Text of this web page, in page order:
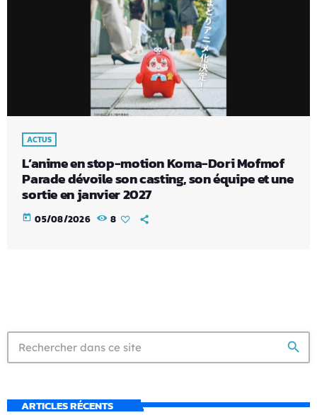
ACTUS
L’anime en stop-motion Koma-Dori Mofmof
Parade dévoile son casting, son équipe et une
sortie en janvier 2027
today 05/08/2026 8
search
ARTICLES RÉCENTS